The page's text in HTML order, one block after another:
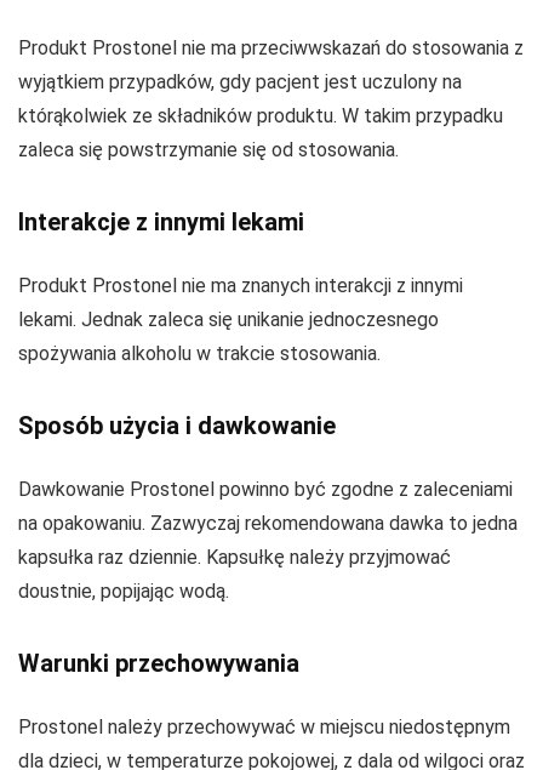
Produkt Prostonel nie ma przeciwwskazań do stosowania z
wyjątkiem przypadków, gdy pacjent jest uczulony na
którąkolwiek ze składników produktu. W takim przypadku
zaleca się powstrzymanie się od stosowania.
Interakcje z innymi lekami
Produkt Prostonel nie ma znanych interakcji z innymi
lekami. Jednak zaleca się unikanie jednoczesnego
spożywania alkoholu w trakcie stosowania.
Sposób użycia i dawkowanie
Dawkowanie Prostonel powinno być zgodne z zaleceniami
na opakowaniu. Zazwyczaj rekomendowana dawka to jedna
kapsułka raz dziennie. Kapsułkę należy przyjmować
doustnie, popijając wodą.
Warunki przechowywania
Prostonel należy przechowywać w miejscu niedostępnym
dla dzieci, w temperaturze pokojowej, z dala od wilgoci oraz